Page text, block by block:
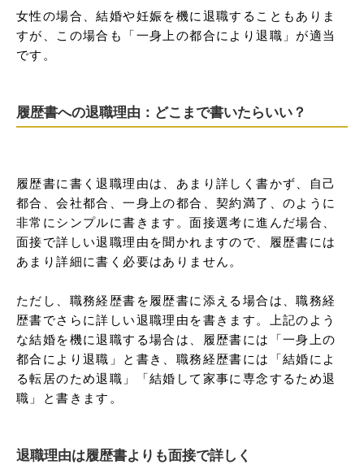
女性の場合、結婚や妊娠を機に退職することもありま
すが、この場合も「一身上の都合により退職」が適当
です。
履歴書への退職理由：どこまで書いたらいい？
履歴書に書く退職理由は、あまり詳しく書かず、自己
都合、会社都合、一身上の都合、契約満了、のように
非常にシンプルに書きます。面接選考に進んだ場合、
面接で詳しい退職理由を聞かれますので、履歴書には
あまり詳細に書く必要はありません。
ただし、職務経歴書を履歴書に添える場合は、職務経
歴書でさらに詳しい退職理由を書きます。上記のよう
な結婚を機に退職する場合は、履歴書には「一身上の
都合により退職」と書き、職務経歴書には「結婚によ
る転居のため退職」「結婚して家事に専念するため退
職」と書きます。
退職理由は履歴書よりも面接で詳しく